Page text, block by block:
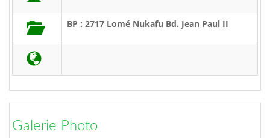
BP : 2717 Lomé Nukafu Bd. Jean Paul II
Galerie Photo